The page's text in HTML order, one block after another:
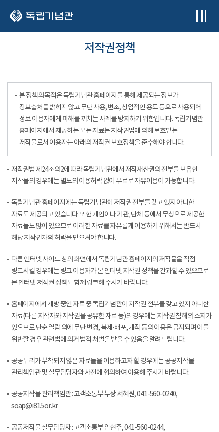
저작권정책
본 정책의 목적은 독립기념관 홈페이지를 통해 제공되는 정보가
정보출처를 밝히지 않고 무단 사용, 변조, 상업적인 용도 등으로 사용되어
정보 이용자에게 피해를 끼치는 사례를 방지하기 위함입니다. 독립기념관
홈페이지에서 제공하는 모든 자료는 저작권법에 의해 보호받는
저작물로서 이용자는 아래의 저작권 보호정책을 준수해야 합니다.
저작권법 제24조의2에 따라 독립기념관에서 저작재산권의 전부를 보유한
저작물의 경우에는 별도의 이용허락 없이 무료로 자유이용이 가능합니다.
독립기념관 홈페이지에는 독립기념관이 저작권 전부를 갖고 있지 아니한
자료도 제공되고 있습니다. 또한 개인이나 기관, 단체 등에서 무상으로 제공한
자료들도 많이 있으므로 이러한 자료를 자유롭게 이용하기 위해서는 반드시
해당 저작권자의 허락을 받으셔야 합니다.
다른 인터넷 사이트 상의 화면에서 독립기념관 홈페이지의 저작물을 직접
링크시킬 경우에는 링크 이용자가 본 인터넷 저작권 정책을 간과할 수 있으므로
본 인터넷 저작권 정책도 함께 링크해 주시기 바랍니다.
홈페이지에서 개방 중인 자료 중 독립기념관이 저작권 전부를 갖고 있지 아니한
자료(다른 저작자와 저작권을 공유한 자료 등)의 경우에는 저작권 침해의 소지가
있으므로 단순 열람 외에 무단 변경, 복제·배포, 개작 등의 이용은 금지되며 이를
위반할 경우 관련법에 의거 법적 처벌을 받을 수 있음을 알려드립니다.
공공누리가 부착되지 않은 자료들을 이용하고자 할 경우에는 공공저작물
관리책임관 및 실무담당자와 사전에 협의하여 이용해 주시기 바랍니다.
공공저작물 관리책임관 : 고객소통부 부장 서혜원, 041-560-0240,
soap@i815.or.kr
공공저작물 실무담당자 : 고객소통부 임현주, 041-560-0244,